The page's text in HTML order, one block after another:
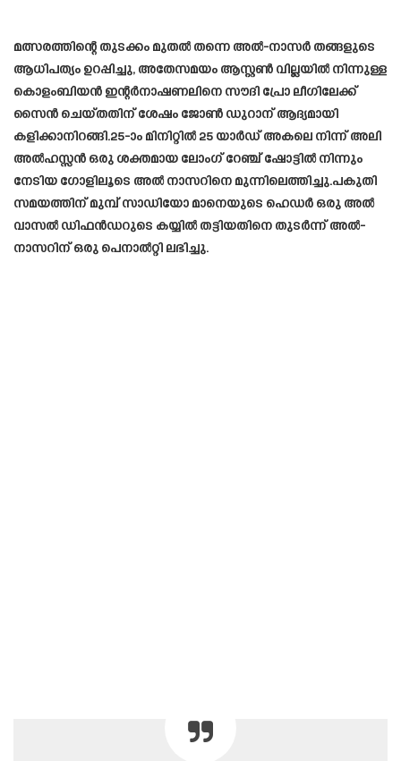
മത്സരത്തിന്റെ തുടക്കം മുതൽ തന്നെ അൽ-നാസർ തങ്ങളുടെ
ആധിപത്യം ഉറപ്പിച്ചു, അതേസമയം ആസ്റ്റൺ വില്ലയിൽ നിന്നുള്ള
കൊളംബിയൻ ഇന്റർനാഷണലിനെ സൗദി പ്രോ ലീഗിലേക്ക്
സൈൻ ചെയ്തതിന് ശേഷം ജോൺ ഡുറാന് ആദ്യമായി
കളിക്കാനിറങ്ങി.25-ാം മിനിറ്റിൽ 25 യാർഡ് അകലെ നിന്ന് അലി
അൽഹസ്സൻ ഒരു ശക്തമായ ലോംഗ് റേഞ്ച് ഷോട്ടിൽ നിന്നും
നേടിയ ഗോളിലൂടെ അൽ നാസറിനെ മുന്നിലെത്തിച്ചു.പകുതി
സമയത്തിന് മുമ്പ് സാഡിയോ മാനെയുടെ ഹെഡർ ഒരു അൽ
വാസൽ ഡിഫൻഡറുടെ കയ്യിൽ തട്ടിയതിനെ തുടർന്ന് അൽ-
നാസറിന് ഒരു പെനാൽറ്റി ലഭിച്ചു.